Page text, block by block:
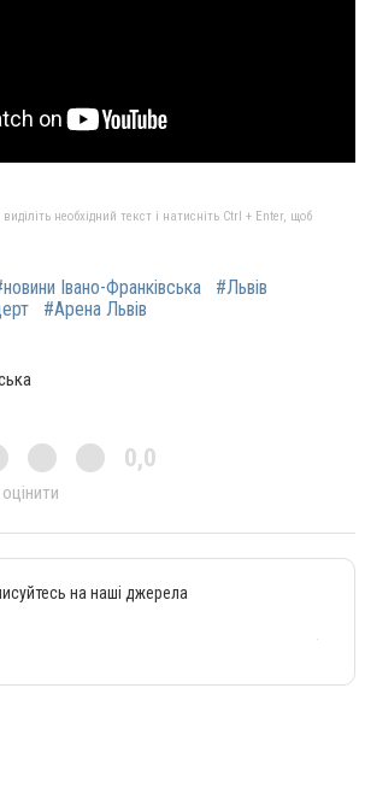
необхідний текст і натисніть Ctrl + Enter, щоб
Івано-Франківська
#Львів
#Арена Львів
0,0
на наші джерела